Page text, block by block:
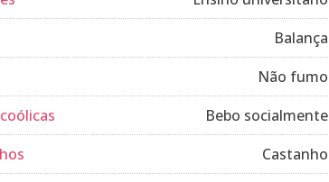
Balança
Não fumo
Bebo socialmente
Castanho